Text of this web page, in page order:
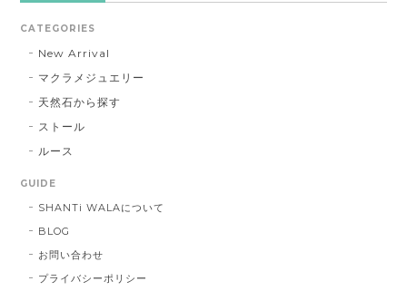
CATEGORIES
New Arrival
マクラメジュエリー
天然石から探す
ストール
ルース
GUIDE
SHANTi WALAについて
BLOG
お問い合わせ
プライバシーポリシー